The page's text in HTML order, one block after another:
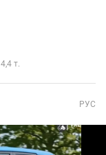
4,4 т.
РУС